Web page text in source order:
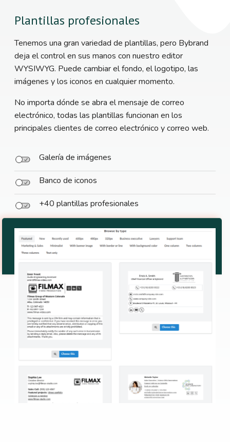
Plantillas profesionales
Tenemos una gran variedad de plantillas, pero Bybrand
deja el control en sus manos con nuestro editor
WYSIWYG. Puede cambiar el fondo, el logotipo, las
imágenes y los iconos en cualquier momento.
No importa dónde se abra el mensaje de correo
electrónico, todas las plantillas funcionan en los
principales clientes de correo electrónico y correo web.
Galería de imágenes
Banco de iconos
+40 plantillas profesionales